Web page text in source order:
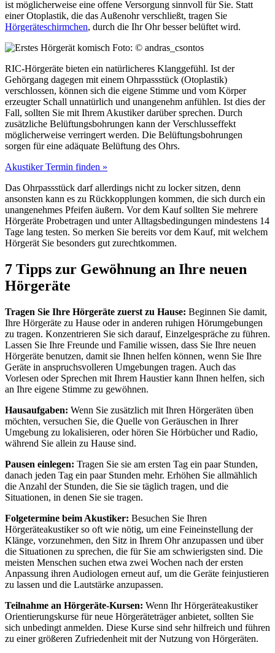
ist möglicherweise eine offene Versorgung sinnvoll für Sie. Statt
einer Otoplastik, die das Außenohr verschließt, tragen Sie
Hörgeräteschirmchen, durch die Ihr Ohr besser belüftet wird.
Foto: © andras_csontos
RIC-Hörgeräte bieten ein natürlicheres Klanggefühl. Ist der
Gehörgang dagegen mit einem Ohrpassstück (Otoplastik)
verschlossen, können sich die eigene Stimme und vom Körper
erzeugter Schall unnatürlich und unangenehm anfühlen. Ist dies der
Fall, sollten Sie mit Ihrem Akustiker darüber sprechen. Durch
zusätzliche Belüftungsbohrungen kann der Verschlusseffekt
möglicherweise verringert werden. Die Belüftungsbohrungen
sorgen für eine adäquate Belüftung des Ohrs.
Akustiker Termin finden »
Das Ohrpassstück darf allerdings nicht zu locker sitzen, denn
ansonsten kann es zu Rückkopplungen kommen, die sich durch ein
unangenehmes Pfeifen äußern. Vor dem Kauf sollten Sie mehrere
Hörgeräte Probetragen und unter Alltagsbedingungen mindestens 14
Tage lang testen. So merken Sie bereits vor dem Kauf, mit welchem
Hörgerät Sie besonders gut zurechtkommen.
7 Tipps zur Gewöhnung an Ihre neuen
Hörgeräte
Tragen Sie Ihre Hörgeräte zuerst zu Hause: Beginnen Sie damit,
Ihre Hörgeräte zu Hause oder in anderen ruhigen Hörumgebungen
zu tragen. Konzentrieren Sie sich darauf, Einzelgespräche zu führen.
Lassen Sie Ihre Freunde und Familie wissen, dass Sie Ihre neuen
Hörgeräte benutzen, damit sie Ihnen helfen können, wenn Sie Ihre
Geräte in anspruchsvolleren Umgebungen tragen. Auch das
Vorlesen oder Sprechen mit Ihrem Haustier kann Ihnen helfen, sich
an Ihre eigene Stimme zu gewöhnen.
Hausaufgaben: Wenn Sie zusätzlich mit Ihren Hörgeräten üben
möchten, versuchen Sie, die Quelle von Geräuschen in Ihrer
Umgebung zu lokalisieren, oder hören Sie Hörbücher und Radio,
während Sie allein zu Hause sind.
Pausen einlegen: Tragen Sie sie am ersten Tag ein paar Stunden,
danach jeden Tag ein paar Stunden mehr. Erhöhen Sie allmählich
die Anzahl der Stunden, die Sie sie täglich tragen, und die
Situationen, in denen Sie sie tragen.
Folgetermine beim Akustiker: Besuchen Sie Ihren
Hörgeräteakustiker so oft wie nötig, um eine Feineinstellung der
Klänge, vorzunehmen, den Sitz in Ihrem Ohr anzupassen und über
die Situationen zu sprechen, die für Sie am schwierigsten sind. Die
meisten Menschen suchen etwa zwei Wochen nach der ersten
Anpassung ihren Audiologen erneut auf, um die Geräte feinjustieren
zu lassen und die Lautstärke anzupassen.
Teilnahme an Hörgeräte-Kursen: Wenn Ihr Hörgeräteakustiker
Orientierungskurse für neue Hörgeräteträger anbietet, sollten Sie
sich unbedingt anmelden. Diese Kurse sind sehr hilfreich und führen
zu einer größeren Zufriedenheit mit der Nutzung von Hörgeräten.